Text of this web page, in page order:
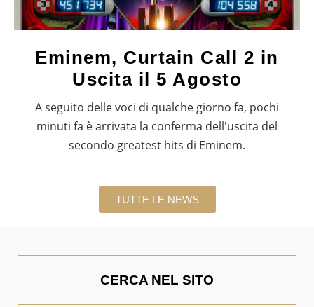
Eminem, Curtain Call 2 in
Uscita il 5 Agosto
A seguito delle voci di qualche giorno fa, pochi
minuti fa è arrivata la conferma dell'uscita del
secondo greatest hits di Eminem.
TUTTE LE NEWS
CERCA NEL SITO